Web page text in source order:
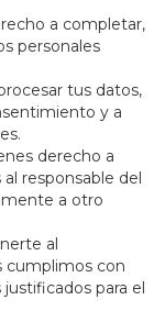
a completar,
personales
tus datos,
y a
derecho a
responsable del
a otro
al
cumplimos con
para el